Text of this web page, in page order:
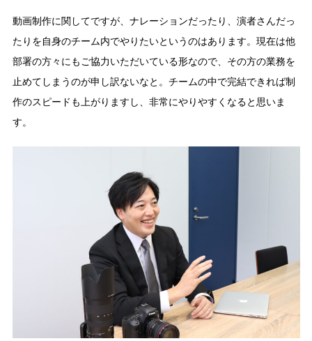
動画制作に関してですが、ナレーションだったり、演者さんだっ
たりを自身のチーム内でやりたいというのはあります。現在は他
部署の方々にもご協力いただいている形なので、その方の業務を
止めてしまうのが申し訳ないなと。チームの中で完結できれば制
作のスピードも上がりますし、非常にやりやすくなると思いま
す。